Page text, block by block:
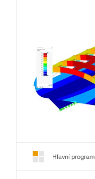
Hlavní program